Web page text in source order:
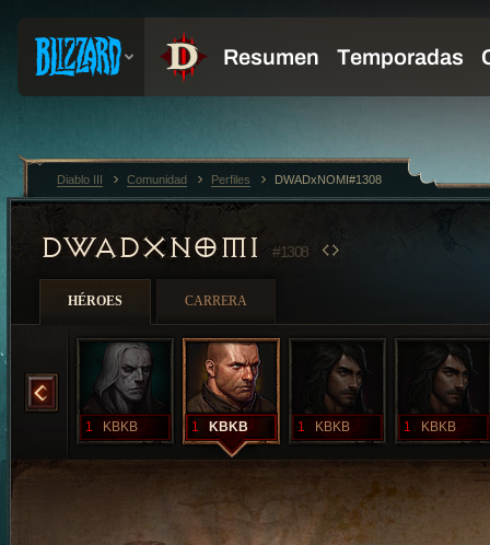
DWADXNOMI #1308
HÉROES CARRERA
1 KBKB 1 KBKB 1 KBKB 1 KBKB
Diablo III Comunidad Perfiles DWADxNOMI#1308